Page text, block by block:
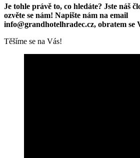
Je tohle právě to, co hledáte? Jste náš
ozvěte se nám! Napište nám na email
info@grandhotelhradec.cz, obratem se
Těšíme se na Vás!